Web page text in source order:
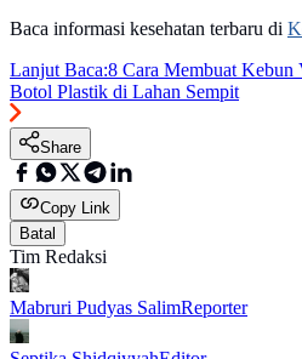
Baca informasi kesehatan terbaru di
Lanjut Baca:8 Cara Membuat Kebun
Botol Plastik di Lahan Sempit
Share
Copy Link
Batal
Tim Redaksi
Mabruri Pudyas SalimReporter